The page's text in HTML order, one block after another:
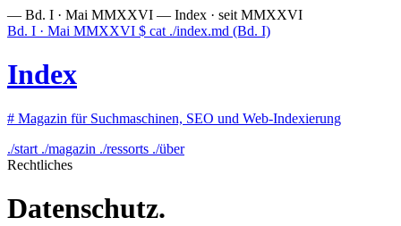
— Bd. I · Mai MMXXVI — Index · seit MMXXVI
Bd. I · Mai MMXXVI $ cat ./index.md (Bd. I)
Index
# Magazin für Suchmaschinen, SEO und Web-Indexierung
./start ./magazin ./ressorts ./über
Rechtliches
Datenschutz.